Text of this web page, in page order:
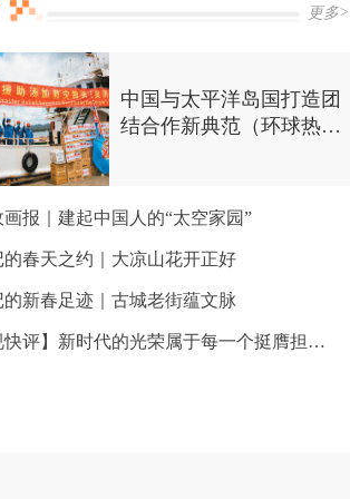
更多
中国与太平洋岛国打造团
结合作新典范（环球热
报｜建起中国人的“太空家园”
的春天之约｜大凉山花开正好
的新春足迹｜古城老街蕴文脉
评】新时代的光荣属于每一个挺膺担当的奋斗者